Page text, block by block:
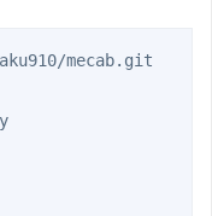
mecab.git